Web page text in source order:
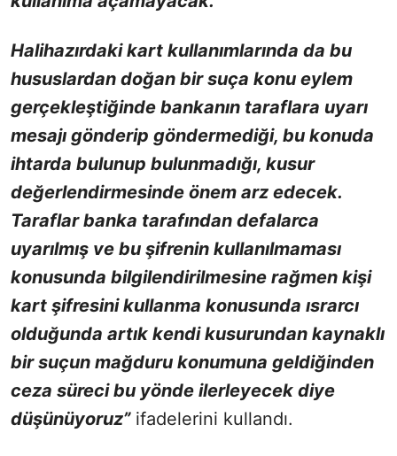
Halihazırdaki kart kullanımlarında da bu
hususlardan doğan bir suça konu eylem
gerçekleştiğinde bankanın taraflara uyarı
mesajı gönderip göndermediği, bu konuda
ihtarda bulunup bulunmadığı, kusur
değerlendirmesinde önem arz edecek.
Taraflar banka tarafından defalarca
uyarılmış ve bu şifrenin kullanılmaması
konusunda bilgilendirilmesine rağmen kişi
kart şifresini kullanma konusunda ısrarcı
olduğunda artık kendi kusurundan kaynaklı
bir suçun mağduru konumuna geldiğinden
ceza süreci bu yönde ilerleyecek diye
düşünüyoruz”ifadelerini kullandı.